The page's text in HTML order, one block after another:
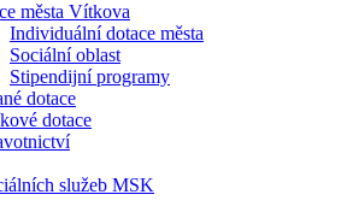
města Vítkova
Individuální dotace města
Sociální oblast
Stipendijní programy
dotace
dotace
služeb MSK